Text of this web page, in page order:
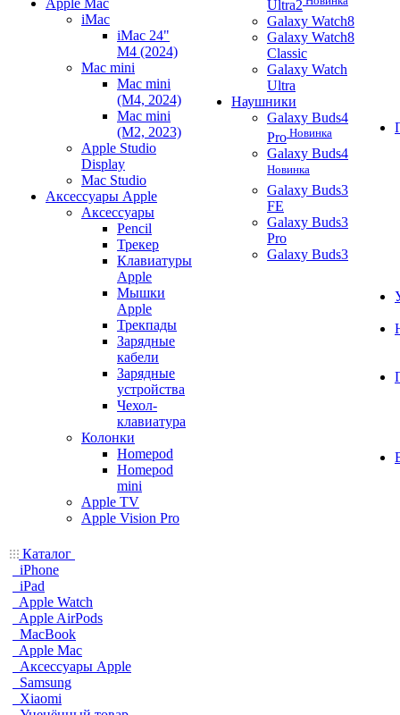
Apple Mac
iMac
iMac 24"
M4 (2024)
Mac mini
Mac mini
(M4, 2024)
Mac mini
(M2, 2023)
Apple Studio
Display
Mac Studio
Аксессуары Apple
Аксессуары
Pencil
Трекер
Клавиатуры
Apple
Мышки
Apple
Трекпады
Зарядные
кабели
Зарядные
устройства
Чехол-
клавиатура
Колонки
Homepod
Homepod
mini
Apple TV
Apple Vision Pro
Ultra2
Galaxy Watch8
Galaxy Watch8
Classic
Galaxy Watch
Ultra
Наушники
Galaxy Buds4
Pro Новинка
Galaxy Buds4
Новинка
Galaxy Buds3
FE
Galaxy Buds3
Pro
Galaxy Buds3
Каталог
iPhone
iPad
Apple Watch
Apple AirPods
MacBook
Apple Mac
Аксессуары Apple
Samsung
Xiaomi